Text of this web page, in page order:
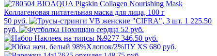
50 руб.
1 225.50
руб.
52 руб.
346.50 руб.
680 руб.